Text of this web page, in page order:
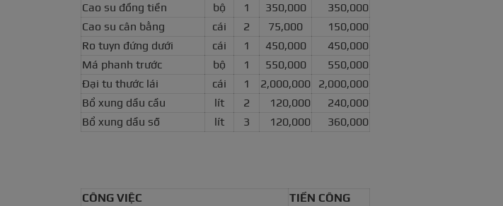
Cao su đồng tiền
bộ 1 350,000
350,000
Cao su cân bằng
cái 2 75,000
150,000
Ro tuyn đứng dưới
cái 1 450,000
450,000
Má phanh trước
bộ 1 550,000
550,000
Đại tu thước lái
cái 1 2,000,000
2,000,000
Bổ xung dầu cầu
lít 2 120,000
240,000
Bổ xung dầu số
lít 3 120,000 360,000
CÔNG VIỆC
TIỀN CÔNG